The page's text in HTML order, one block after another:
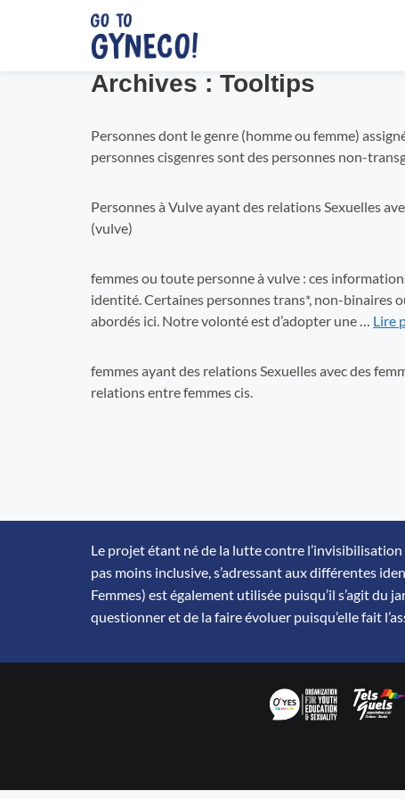
Archives : Tooltips
Personnes dont le genre (homme ou femme)
personnes cisgenres sont des personnes non-
Personnes à Vulve ayant des relations Sexuelles
(vulve)
femmes ou toute personne à vulve : ces
identité. Certaines personnes trans*, non-binaires
abordés ici. Notre volonté est d’adopter une … Lire
femmes ayant des relations Sexuelles avec des
relations entre femmes cis.
Le projet étant né de la lutte contre l’invisibilisation
pas moins inclusive, s’adressant aux différentes
Femmes) est également utilisée puisqu’il s’agit
questionner et de la faire évoluer puisqu’elle fait